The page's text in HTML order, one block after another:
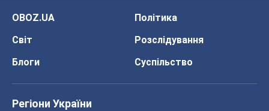
OBOZ.UA
Політика
Світ
Розслідування
Блоги
Суспільство
Регіони України